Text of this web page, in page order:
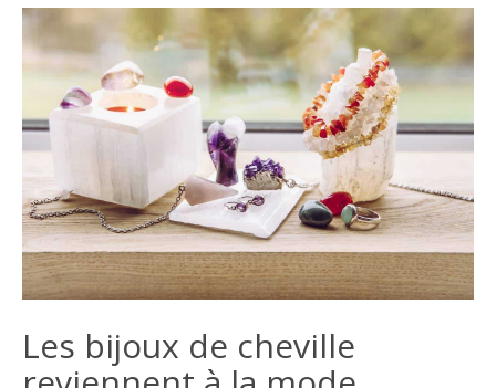
Les bijoux de cheville